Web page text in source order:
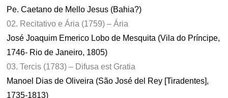
Pe. Caetano de Mello Jesus (Bahia?)
02. Recitativo e Ária (1759) – Ária
José Joaquim Emerico Lobo de Mesquita (Vila do Príncipe,
1746- Rio de Janeiro, 1805)
03. Tercis (1783) – Difusa est Gratia
Manoel Dias de Oliveira (São José del Rey [Tiradentes],
1735-1813)